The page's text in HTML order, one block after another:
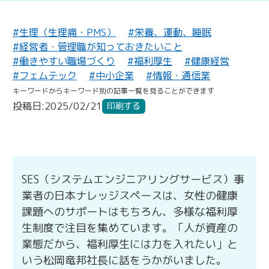
#生理（生理痛・PMS）
#栄養、運動、睡眠
#経営者・管理職が知っておきたいこと
#働きやすい職場づくり
#福利厚生
#健康経営
#フェムテック
#中小企業 #情報・通信業
キーワードからキーワード別の記事一覧を見ることができます
投稿日:2025/02/21 印刷する
SES（システムエンジニアリングサービス）事
業者の日本ナレッジスペースは、女性の健康
課題へのサポートはもちろん、多様な福利厚
生制度で注目を集めています。「人が資産の
業態だから、福利厚生には力を入れたい」と
いう松岡竜邦社長に話をうかがいました。